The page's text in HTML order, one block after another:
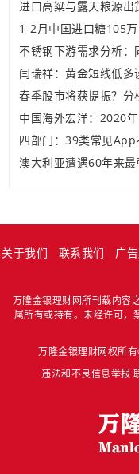
进口高粱与露天粮源出
1-2月中国进口糖105
不锈钢下游需求分析：
闫瑞祥：黄金短线低
春季股市将获提振？分
中国海外宏洋：2020
四部门：39类常见
澳大利亚遭遇60年来
关于我们 联系我们 广
万隆金银理财网所刊载内容
属所有或持有。未经许可，
万隆金银理财网权所
违法和不良信息举报